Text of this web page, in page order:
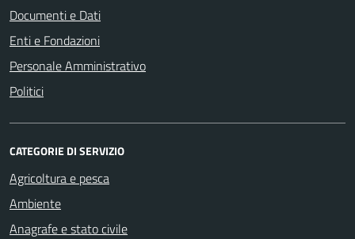
Documenti e Dati
Enti e Fondazioni
Personale Amministrativo
Politici
CATEGORIE DI SERVIZIO
Agricoltura e pesca
Ambiente
Anagrafe e stato civile